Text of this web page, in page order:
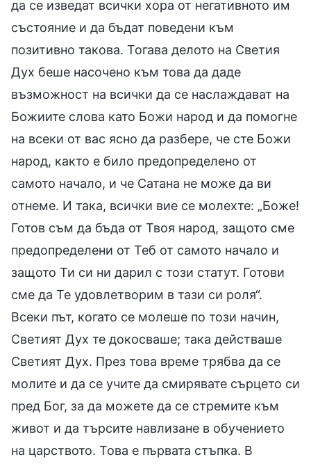
да се изведат всички хора от негативното им
състояние и да бъдат поведени към
позитивно такова. Тогава делото на Светия
Дух беше насочено към това да даде
възможност на всички да се наслаждават на
Божиите слова като Божи народ и да помогне
на всеки от вас ясно да разбере, че сте Божи
народ, както е било предопределено от
самото начало, и че Сатана не може да ви
отнеме. И така, всички вие се молехте: „Боже!
Готов съм да бъда от Твоя народ, защото сме
предопределени от Теб от самото начало и
защото Ти си ни дарил с този статут. Готови
сме да Те удовлетворим в тази си роля“.
Всеки път, когато се молеше по този начин,
Светият Дух те докосваше; така действаше
Светият Дух. През това време трябва да се
молите и да се учите да смирявате сърцето си
пред Бог, за да можете да се стремите към
живот и да търсите навлизане в обучението
на царството. Това е първата стъпка. В